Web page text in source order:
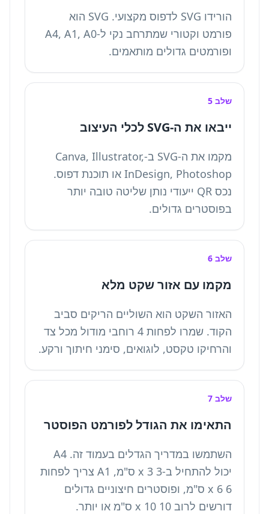
הורידו SVG לדפוס מקצועי. SVG הוא
פורמט וקטורי שמתרחב נקי ל-A4, A1, A0
ופורמטים גדולים מותאמים.
שלב 5
ייבאו את ה-SVG לכלי העיצוב
מקמו את ה-SVG ב-Canva, Illustrator,
InDesign, Photoshop או תוכנת דפוס.
נכס QR ייעודי נותן שליטה טובה יותר
בפוסטרים גדולים.
שלב 6
מקמו עם אזור שקט מלא
האזור השקט הוא השוליים הריקים סביב
הקוד. שמרו לפחות 4 רוחבי מודול מכל צד
והרחיקו טקסט, לוגואים, סימני חיתוך ורקע.
שלב 7
התאימו את הגודל לפורמט הפוסטר
השתמשו במדריך הגדלים בעמוד זה. A4
יכול להתחיל ב-3 x 3 ס"מ, A1 צריך לפחות
6 x 6 ס"מ, ופוסטרים חיצוניים גדולים
דורשים לרוב 10 x 10 ס"מ או יותר.